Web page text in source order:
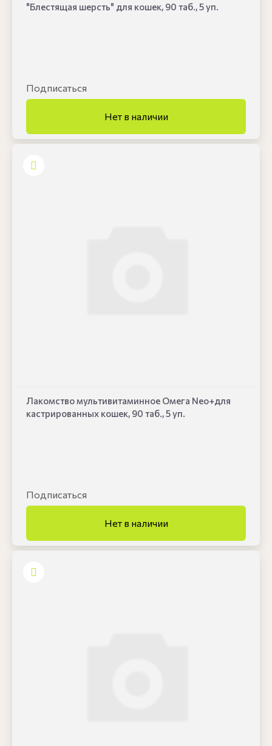
"Блестящая шерсть" для кошек, 90 таб., 5 уп.
Подписаться
Лакомство мультивитаминное Омега Neo+для
кастрированных кошек, 90 таб., 5 уп.
Подписаться